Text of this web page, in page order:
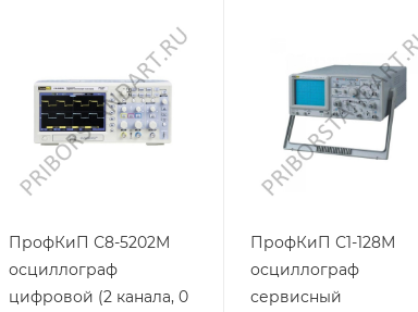
ПрофКиП С8-5202М
осциллограф
цифровой (2 канала, 0
ПрофКиП С1-128М
осциллограф
сервисный